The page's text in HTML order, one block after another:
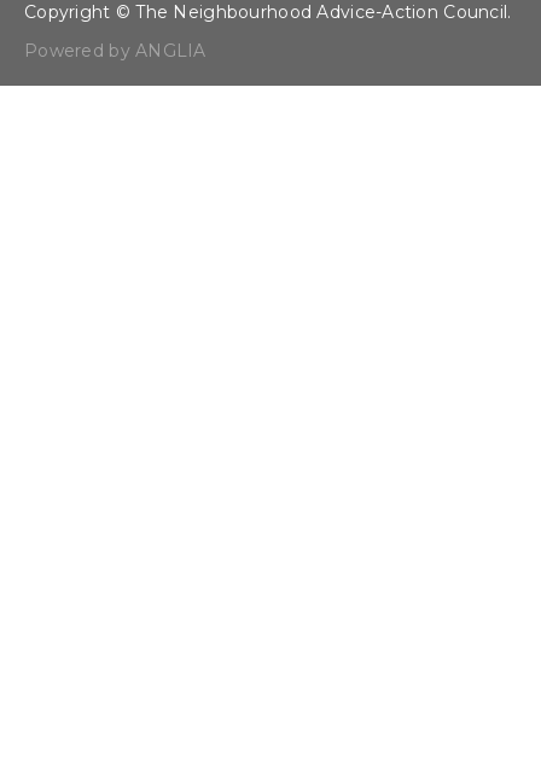
Copyright © The Neighbourhood Advice-Action Council.
Powered by ANGLIA